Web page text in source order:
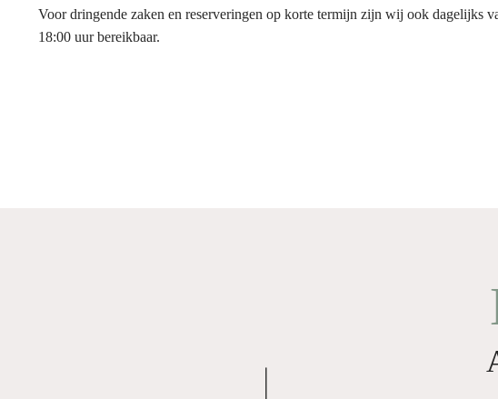
Voor dringende zaken en reserveringen op korte termijn zijn wij ook dagelijks
18:00 uur bereikbaar.